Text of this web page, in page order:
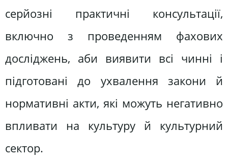
серйозні практичні консультації,
включно з проведенням фахових
досліджень, аби виявити всі чинні і
підготовані до ухвалення закони й
нормативні акти, які можуть негативно
впливати на культуру й культурний
сектор.